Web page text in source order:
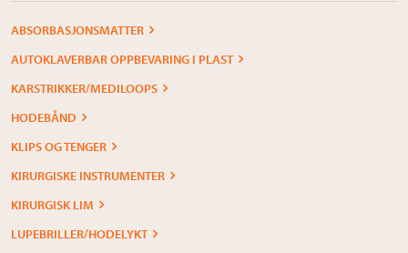
ABSORBASJONSMATTER
AUTOKLAVERBAR OPPBEVARING I PLAST
KARSTRIKKER/MEDILOOPS
HODEBÅND
KLIPS OG TENGER
KIRURGISKE INSTRUMENTER
KIRURGISK LIM
LUPEBRILLER/HODELYKT